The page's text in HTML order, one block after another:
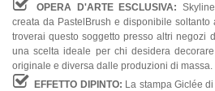
OPERA D'ARTE ESCLUSIVA:
creata da PastelBrush e disponibile soltanto
troverai questo soggetto presso altri negozi
una scelta ideale per chi desidera
originale e diversa dalle produzioni di massa.
EFFETTO DIPINTO: La stampa Giclée